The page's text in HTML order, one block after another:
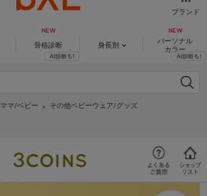
ブランド
骨格診断 身長別
パーソナル
カラー
ママ/ベビー
その他ベビーウェア/グッズ